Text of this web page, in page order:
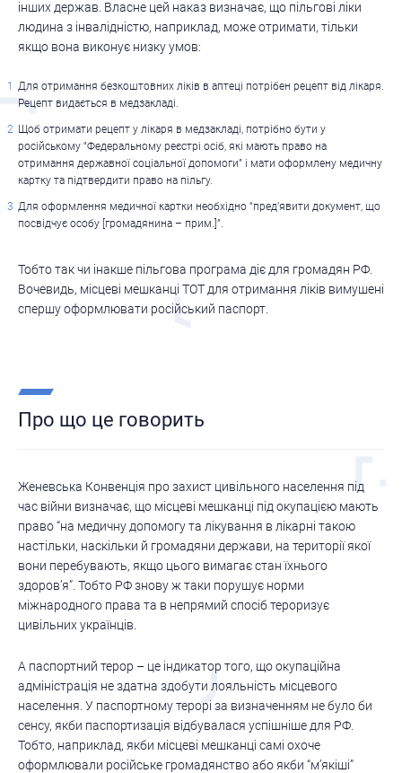
інших держав. Власне цей наказ визначає, що пільгові ліки
людина з інвалідністю, наприклад, може отримати, тільки
якщо вона виконує низку умов:
Для отримання безкоштовних ліків в аптеці потрібен рецепт від лікаря.
Рецепт видається в медзакладі.
Щоб отримати рецепт у лікаря в медзакладі, потрібно бути у
російському “Федеральному реєстрі осіб, які мають право на
отримання державної соціальної допомоги” і мати оформлену медичну
картку та підтвердити право на пільгу.
Для оформлення медичної картки необхідно “пред’явити документ, що
посвідчує особу [громадянина – прим.]”.
Тобто так чи інакше пільгова програма діє для громадян РФ.
Вочевидь, місцеві мешканці ТОТ для отримання ліків вимушені
спершу оформлювати російський паспорт.
Про що це говорить
Женевська Конвенція про захист цивільного населення під
час війни визначає, що місцеві мешканці під окупацією мають
право “на медичну допомогу та лікування в лікарні такою
настільки, наскільки й громадяни держави, на території якої
вони перебувають, якщо цього вимагає стан їхнього
здоров’я”. Тобто РФ знову ж таки порушує норми
міжнародного права та в непрямий спосіб тероризує
цивільних українців.
А паспортний терор – це індикатор того, що окупаційна
адміністрація не здатна здобути лояльність місцевого
населення. У паспортному терорі за визначенням не було би
сенсу, якби паспортизація відбувалася успішніше для РФ.
Тобто, наприклад, якби місцеві мешканці самі охоче
оформлювали російське громадянство або якби “м’якіші”